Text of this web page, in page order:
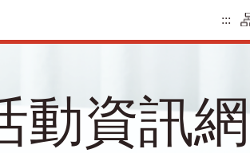
:::
動資訊網